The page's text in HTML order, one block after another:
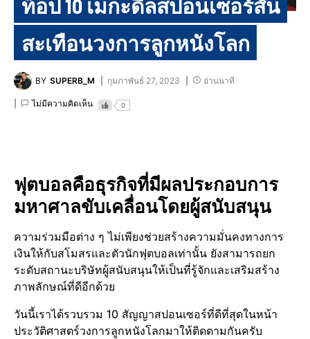
ท็อป 10 เมกะดีลสปอนเซอร์สั่น
สะเทือนวงการลูกหนังโลก
BY SUPERB_M กุมภาพันธ์ 27, 2023 อ่านนาที
ไม่มีความคิดเห็น 0
ฟุตบอลคือธุรกิจที่มีผลประกอบการ
มหาศาลขับเคลื่อนโดยผู้สนับสนุน​
ความร่วมมือต่าง ๆ ไม่เพียงช่วยสร้างความมั่นคงทางการ
เงินให้กับสโมสรและตัวนักฟุตบอลเท่านั้น​ ยังสามารถยก
ระดับสถานะบริษัทผู้สนับสนุน​ให้เป็นที่รู้จักและเสริมสร้าง
ภาพลักษณ์​ที่ดี​อีกด้วย​
วันนี้เราได้รวบรวม​ 10​ สัญญาสปอนเซอร์​ที่ดีที่สุดในหน้า
ประวัติศาสต​ร์วงการลูกหนังโลก​มาให้ติดตามกันครับ